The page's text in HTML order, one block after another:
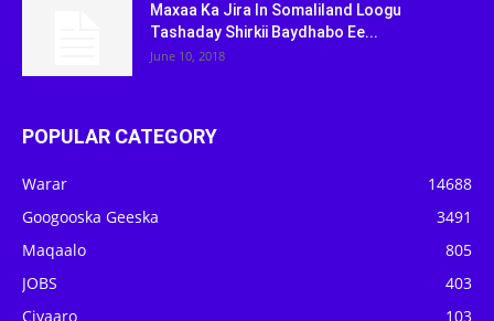
Maxaa Ka Jira In Somaliland Loogu
Tashaday Shirkii Baydhabo Ee...
June 10, 2018
POPULAR CATEGORY
Warar
14688
Googooska Geeska
3491
Maqaalo
805
JOBS
403
Ciyaaro
103